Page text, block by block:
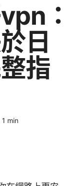
：
日
指
1 min